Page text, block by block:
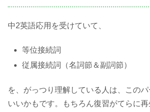
中2英語応用を受けていて、
等位接続詞
従属接続詞（名詞節＆副詞節）
を、がっつり理解している人は、この
いいかもです。もちろん復習がてらに再